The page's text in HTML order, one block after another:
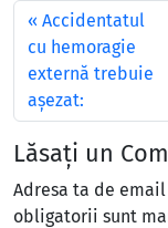
Accidentatul
cu hemoragie
externă trebuie
așezat:
Lăsați un
Adresa ta de
obligatorii sunt